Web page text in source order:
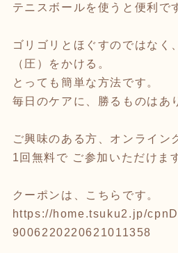
テニスボールを使うと便利で
ゴリゴリとほぐすのではなく
（圧）をかける。
とっても簡単な方法です。
毎日のケアに、勝るものはあ
ご興味のある方、オンライン
1回無料で ご参加いただけま
クーポンは、こちらです。
https://home.tsuku2.jp/
9006220220621011358